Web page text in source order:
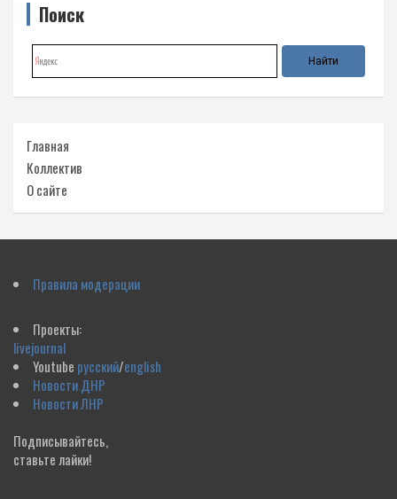
Поиск
Главная
Коллектив
О сайте
Правила модерации
Проекты:
livejournal
Youtube русский/english
Новости ДНР
Новости ЛНР
Подписывайтесь,
ставьте лайки!